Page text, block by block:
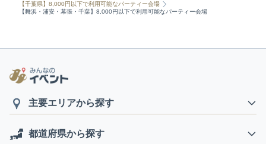
【千葉県】8,000円以下で利用可能なパーティー会場
【舞浜・浦安・幕張・千葉】8,000円以下で利用可能なパーティー会場
主要エリアから探す
都道府県から探す